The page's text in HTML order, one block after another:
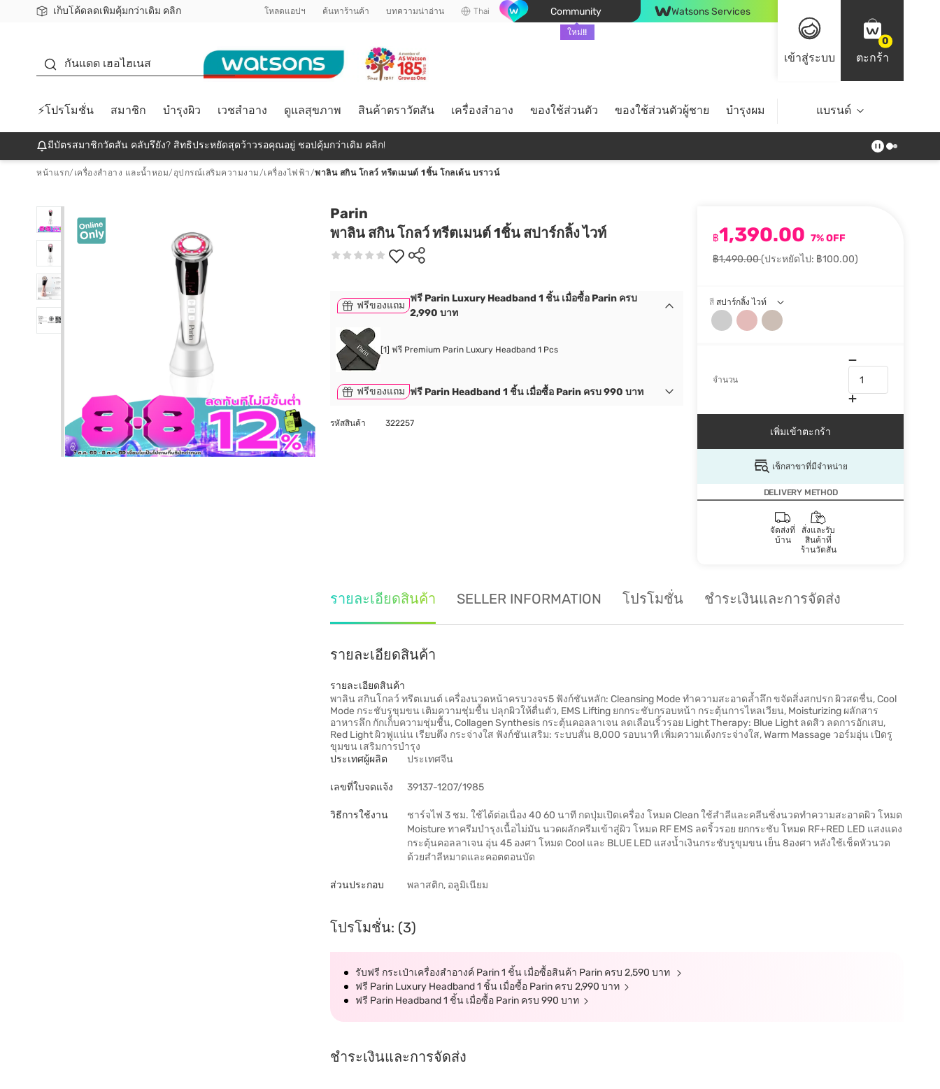
เก็บโค้ดลดเพิ่มคุ้มกว่าเดิม คลิก
ชอปออนไลน์ครั้งแรก ลดเพิ่มจุก ๆ 10%! 🎉
📦ส่งฟรี! เมื่อชอป 499฿
สมาชิกวัตสัน คลับดียังไง? โหลดแอปฯ ค้นหาร้านค้า บทความน่าอ่าน Thai Community
ใหม่!!
Watsons Services
เข้าสู่ระบบ
0
ตะกร้า
กันแดด เฮอไฮเนส
⚡โปรโมชั่น สมาชิก บำรุงผิว เวชสำอาง ดูแลสุขภาพ สินค้าตราวัตสัน เครื่องสำอาง ของใช้ส่วนตัว ของใช้ส่วนตัวผู้ชาย บำรุงผม ไลฟ์สไตล์ Top Brands
แบรนด์
มีบัตรสมาชิกวัตสัน คลับรึยัง? สิทธิประหยัดสุดว้าวรอคุณอยู่ ชอปคุ้มกว่าเดิม คลิก!
หน้าแรก/ เครื่องสำอาง และน้ำหอม/ อุปกรณ์เสริมความงาม/เครื่องไฟฟ้า/พาลิน สกิน โกลว์ ทรีตเมนต์ 1ชิ้น โกลเด้น บราวน์
Parin
พาลิน สกิน โกลว์ ทรีตเมนต์ 1ชิ้น สปาร์กลิ้ง ไวท์
฿1,390.00 7% OFF
฿1,490.00(ประหยัดไป: ฿100.00)
สี สปาร์กลิ้ง ไวท์
จำนวน
เพิ่มเข้าตะกร้า
เช็กสาขาที่มีจำหน่าย
DELIVERY METHOD
จัดส่งที่
บ้าน
สั่งและรับ
สินค้าที่
ร้านวัตสัน
ฟรีของแถม
ฟรี Parin Luxury Headband 1 ชิ้น เมื่อซื้อ Parin ครบ
2,990 บาท
[1] ฟรี Premium Parin Luxury Headband 1 Pcs
ฟรีของแถม ฟรี Parin Headband 1 ชิ้น เมื่อซื้อ Parin ครบ 990 บาท
รหัสสินค้า 322257
รายละเอียดสินค้า SELLER INFORMATION โปรโมชั่น ชำระเงินและการจัดส่ง
รายละเอียดสินค้า
รายละเอียดสินค้า
พาลิน สกินโกลว์ ทรีตเมนต์ เครื่องนวดหน้าครบวงจร5 ฟังก์ชันหลัก: Cleansing Mode ทำความสะอาดล้ำลึก ขจัดสิ่งสกปรก ผิวสดชื่น, Cool
Mode กระชับรูขุมขน เติมความชุ่มชื้น ปลุกผิวให้ตื่นตัว, EMS Lifting ยกกระชับกรอบหน้า กระตุ้นการไหลเวียน, Moisturizing ผลักสาร
อาหารลึก กักเก็บความชุ่มชื้น, Collagen Synthesis กระตุ้นคอลลาเจน ลดเลือนริ้วรอย Light Therapy: Blue Light ลดสิว ลดการอักเสบ,
Red Light ผิวฟูแน่น เรียบตึง กระจ่างใส ฟังก์ชันเสริม: ระบบสั่น 8,000 รอบนาที เพิ่มความเด้งกระจ่างใส, Warm Massage วอร์มอุ่น เปิดรู
ขุมขน เสริมการบำรุง
ประเทศผู้ผลิต
ประเทศจีน
เลขที่ใบจดแจ้ง 39137-1207/1985
วิธีการใช้งาน
ชาร์จไฟ 3 ชม. ใช้ได้ต่อเนื่อง 40 60 นาที กดปุ่มเปิดเครื่อง โหมด Clean ใช้สำลีและคลีนซิ่งนวดทำความสะอาดผิว โหมด
Moisture ทาครีมบำรุงเนื้อไม่มัน นวดผลักครีมเข้าสู่ผิว โหมด RF EMS ลดริ้วรอย ยกกระชับ โหมด RF+RED LED แสงแดง
กระตุ้นคอลลาเจน อุ่น 45 องศา โหมด Cool และ BLUE LED แสงน้ำเงินกระชับรูขุมขน เย็น 8องศา หลังใช้เช็ดหัวนวด
ด้วยสำลีหมาดและคอตตอนบัด
ส่วนประกอบ พลาสติก, อลูมิเนียม
โปรโมชั่น: (3)
รับฟรี กระเป๋าเครื่องสำอางค์ Parin 1 ชิ้น เมื่อซื้อสินค้า Parin ครบ 2,590 บาท
ฟรี Parin Luxury Headband 1 ชิ้น เมื่อซื้อ Parin ครบ 2,990 บาท
ฟรี Parin Headband 1 ชิ้น เมื่อซื้อ Parin ครบ 990 บาท
ชำระเงินและการจัดส่ง